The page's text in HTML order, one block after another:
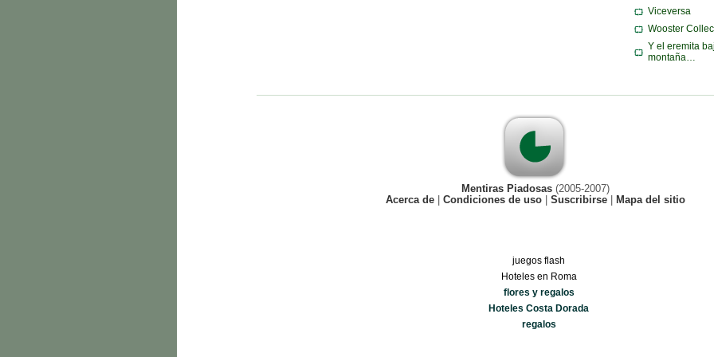
Viceversa
Wooster
Y el eremita
montaña…
Mentiras Piadosas (2005-2007)
Acerca de
Condiciones de uso Suscribirse Mapa del sitio
juegos flash
Hoteles en Roma
flores y regalos
Hoteles Costa Dorada
regalos